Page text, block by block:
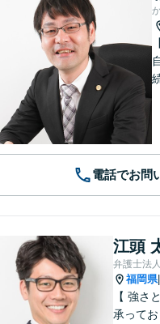
電話でお問
江頭
弁護士法
福岡県|
【 強さ
承って